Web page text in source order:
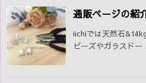
通販ページの紹
iichiでは天然石
ビーズやガラスドー